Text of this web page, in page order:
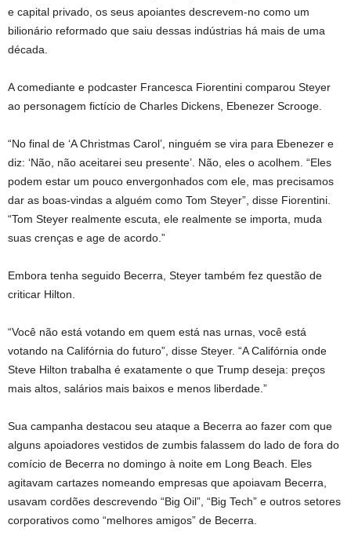
e capital privado, os seus apoiantes descrevem-no como um
bilionário reformado que saiu dessas indústrias há mais de uma
década.
A comediante e podcaster Francesca Fiorentini comparou Steyer
ao personagem fictício de Charles Dickens, Ebenezer Scrooge.
“No final de ‘A Christmas Carol’, ninguém se vira para Ebenezer e
diz: ‘Não, não aceitarei seu presente’. Não, eles o acolhem. “Eles
podem estar um pouco envergonhados com ele, mas precisamos
dar as boas-vindas a alguém como Tom Steyer”, disse Fiorentini.
“Tom Steyer realmente escuta, ele realmente se importa, muda
suas crenças e age de acordo.”
Embora tenha seguido Becerra, Steyer também fez questão de
criticar Hilton.
“Você não está votando em quem está nas urnas, você está
votando na Califórnia do futuro”, disse Steyer. “A Califórnia onde
Steve Hilton trabalha é exatamente o que Trump deseja: preços
mais altos, salários mais baixos e menos liberdade.”
Sua campanha destacou seu ataque a Becerra ao fazer com que
alguns apoiadores vestidos de zumbis falassem do lado de fora do
comício de Becerra no domingo à noite em Long Beach. Eles
agitavam cartazes nomeando empresas que apoiavam Becerra,
usavam cordões descrevendo “Big Oil”, “Big Tech” e outros setores
corporativos como “melhores amigos” de Becerra.